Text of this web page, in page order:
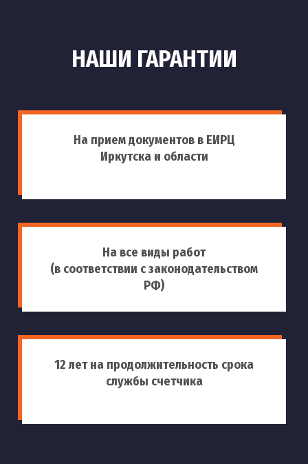
НАШИ ГАРАНТИИ
На прием документов в ЕИРЦ
Иркутска и области
На все виды работ
(в соответствии с законодательством
РФ)
12 лет на продолжительность срока
службы счетчика